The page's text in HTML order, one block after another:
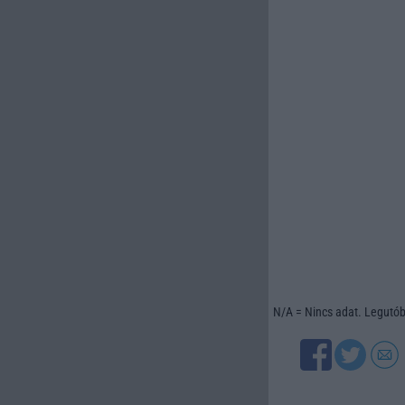
N/A = Nincs adat.